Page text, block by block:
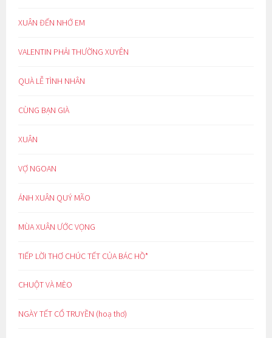
XUÂN ĐẾN NHỚ EM
VALENTIN PHẢI THƯỜNG XUYÊN
QUÀ LỄ TÌNH NHÂN
CÙNG BẠN GIÀ
XUÂN
VỢ NGOAN
ÁNH XUÂN QUÝ MÃO
MÙA XUÂN ƯỚC VỌNG
TIẾP LỜI THƠ CHÚC TẾT CỦA BÁC HỒ*
CHUỘT VÀ MÈO
NGÀY TẾT CỔ TRUYỀN (hoạ thơ)